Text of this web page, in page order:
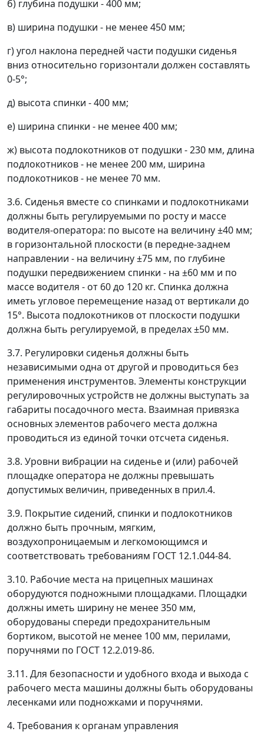
б) глубина подушки - 400 мм;
в) ширина подушки - не менее 450 мм;
г) угол наклона передней части подушки сиденья
вниз относительно горизонтали должен составлять
0-5°;
д) высота спинки - 400 мм;
е) ширина спинки - не менее 400 мм;
ж) высота подлокотников от подушки - 230 мм, длина
подлокотников - не менее 200 мм, ширина
подлокотников - не менее 70 мм.
3.6. Сиденья вместе со спинками и подлокотниками
должны быть регулируемыми по росту и массе
водителя-оператора: по высоте на величину ±40 мм;
в горизонтальной плоскости (в передне-заднем
направлении - на величину ±75 мм, по глубине
подушки передвижением спинки - на ±60 мм и по
массе водителя - от 60 до 120 кг. Спинка должна
иметь угловое перемещение назад от вертикали до
15°. Высота подлокотников от плоскости подушки
должна быть регулируемой, в пределах ±50 мм.
3.7. Регулировки сиденья должны быть
независимыми одна от другой и проводиться без
применения инструментов. Элементы конструкции
регулировочных устройств не должны выступать за
габариты посадочного места. Взаимная привязка
основных элементов рабочего места должна
проводиться из единой точки отсчета сиденья.
3.8. Уровни вибрации на сиденье и (или) рабочей
площадке оператора не должны превышать
допустимых величин, приведенных в прил.4.
3.9. Покрытие сидений, спинки и подлокотников
должно быть прочным, мягким,
воздухопроницаемым и легкомоющимся и
соответствовать требованиям ГОСТ 12.1.044-84.
3.10. Рабочие места на прицепных машинах
оборудуются подножными площадками. Площадки
должны иметь ширину не менее 350 мм,
оборудованы спереди предохранительным
бортиком, высотой не менее 100 мм, перилами,
поручнями по ГОСТ 12.2.019-86.
3.11. Для безопасности и удобного входа и выхода с
рабочего места машины должны быть оборудованы
лесенками или подножками и поручнями.
4. Требования к органам управления